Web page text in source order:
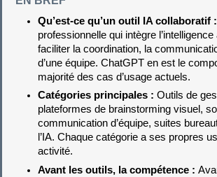
Qu’est-ce qu’un outil IA collaboratif :
professionnelle qui intègre
faciliter la coordination, la
d’une équipe. ChatGPT en est le
majorité des cas d’usage actuels.
Catégories principales : Outils de
plateformes de brainstorming visuel,
communication d’équipe, suites
l’IA. Chaque catégorie a ses propres
activité.
Avant les outils, la compétence :